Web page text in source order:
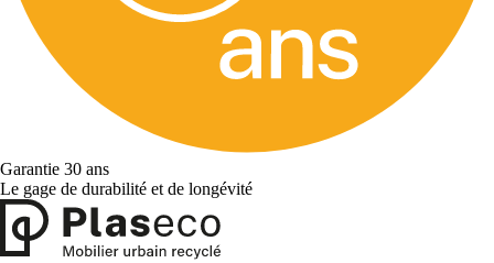
Garantie 30 ans
Le gage de durabilité et de longévité